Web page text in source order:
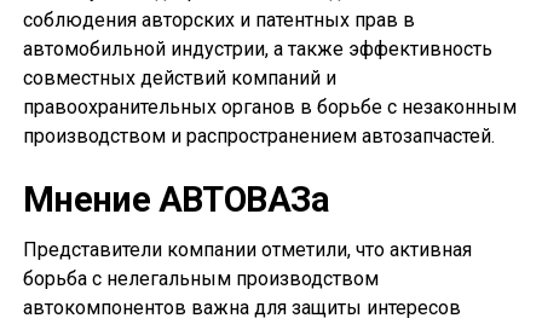
соблюдения авторских и патентных прав в
автомобильной индустрии, а также эффективность
совместных действий компаний и
правоохранительных органов в борьбе с незаконным
производством и распространением автозапчастей.
Мнение АВТОВАЗа
Представители компании отметили, что активная
борьба с нелегальным производством
автокомпонентов важна для защиты интересов